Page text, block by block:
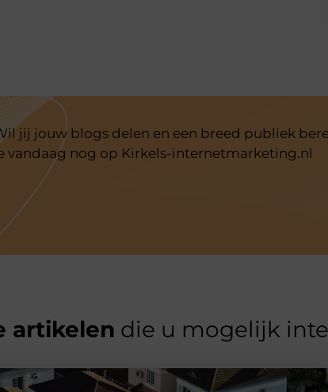
jij jouw blogs delen en een breed publiek
vandaag nog op Kirkels-internetmarketing.nl
artikelen die u mogelijk